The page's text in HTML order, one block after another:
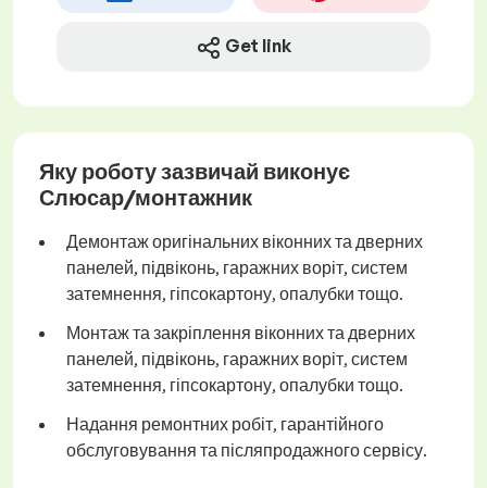
Get link
Яку роботу зазвичай виконує
Слюсар/монтажник
Демонтаж оригінальних віконних та дверних
панелей, підвіконь, гаражних воріт, систем
затемнення, гіпсокартону, опалубки тощо.
Монтаж та закріплення віконних та дверних
панелей, підвіконь, гаражних воріт, систем
затемнення, гіпсокартону, опалубки тощо.
Надання ремонтних робіт, гарантійного
обслуговування та післяпродажного сервісу.